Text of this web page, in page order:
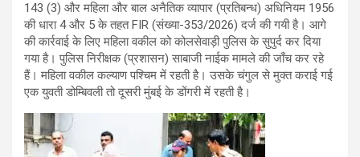
143 (3) और महिला और बाल अनैतिक व्यापार (प्रतिबन्ध) अधिनियम 1956
की धारा 4 और 5 के तहत FIR (संख्या-353/2026) दर्ज की गयी है। आगे
की कार्रवाई के लिए महिला वकील को कोलसेवाड़ी पुलिस के सुपुर्द कर दिया
गया है। पुलिस निरीक्षक (प्रशासन) साबाजी नाईक मामले की जाँच कर रहे
हैं। महिला वकील कल्याण पश्चिम में रहती है। उसके चंगुल से मुक्त कराई गई
एक युवती डोम्बिवली तो दूसरी मुंबई के डोंगरी में रहती है।